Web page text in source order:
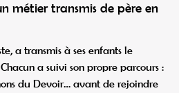
métier transmis de père en
a transmis à ses enfants le
a suivi son propre parcours :
du Devoir… avant de rejoindre